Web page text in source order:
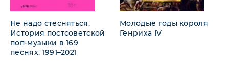
Не надо стесняться.
История постсоветской
поп-музыки в 169
песнях. 1991–2021
Молодые годы короля
Генриха IV